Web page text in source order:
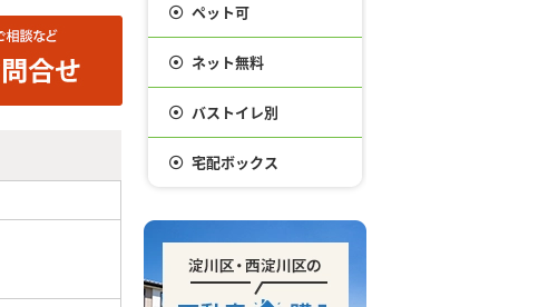
ペット可
ネット無料
バストイレ別
宅配ボックス